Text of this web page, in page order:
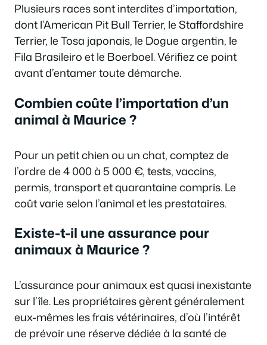
Plusieurs races sont interdites d’importation,
dont l’American Pit Bull Terrier, le Staffordshire
Terrier, le Tosa japonais, le Dogue argentin, le
Fila Brasileiro et le Boerboel. Vérifiez ce point
avant d’entamer toute démarche.
Combien coûte l’importation d’un
animal à Maurice ?
Pour un petit chien ou un chat, comptez de
l’ordre de 4 000 à 5 000 €, tests, vaccins,
permis, transport et quarantaine compris. Le
coût varie selon l’animal et les prestataires.
Existe-t-il une assurance pour
animaux à Maurice ?
L’assurance pour animaux est quasi inexistante
sur l’île. Les propriétaires gèrent généralement
eux-mêmes les frais vétérinaires, d’où l’intérêt
de prévoir une réserve dédiée à la santé de